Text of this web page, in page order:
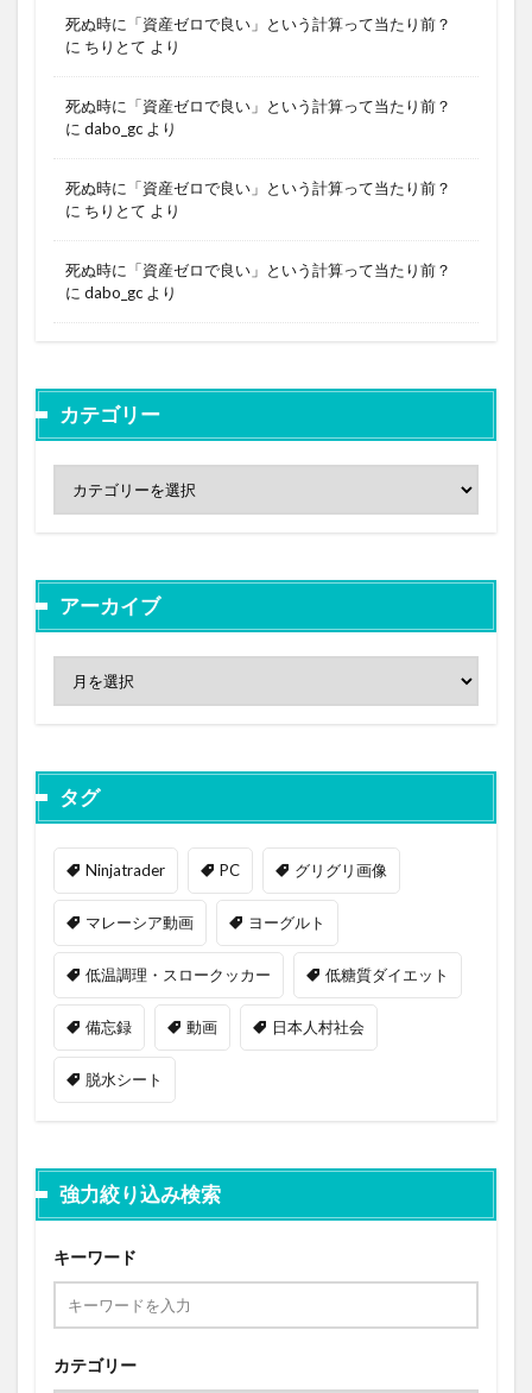
死ぬ時に「資産ゼロで良い」という計算って当たり前？
に ちりとて より
死ぬ時に「資産ゼロで良い」という計算って当たり前？
に dabo_gc より
死ぬ時に「資産ゼロで良い」という計算って当たり前？
に ちりとて より
死ぬ時に「資産ゼロで良い」という計算って当たり前？
に dabo_gc より
カテゴリー
アーカイブ
タグ
Ninjatrader PC グリグリ画像
マレーシア動画 ヨーグルト
低温調理・スロークッカー 低糖質ダイエット
備忘録 動画 日本人村社会
脱水シート
強力絞り込み検索
キーワード
カテゴリー